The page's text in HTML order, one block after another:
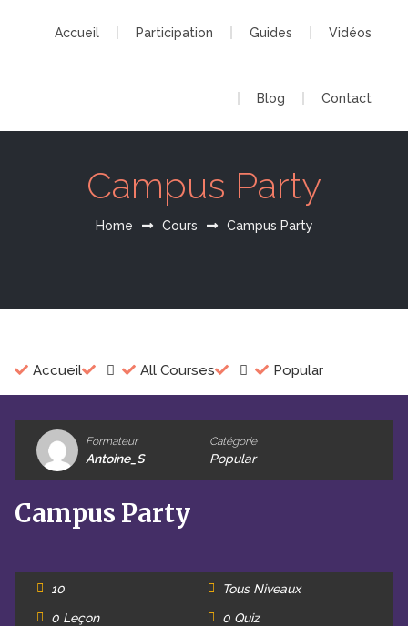
Accueil Participation Guides Vidéos
Blog Contact
Campus Party
Home Cours Campus Party
Accueil All Courses Popular
Formateur
Antoine_S
Catégorie
Popular
Campus Party
10
Tous Niveaux
0 Leçon
0 Quiz